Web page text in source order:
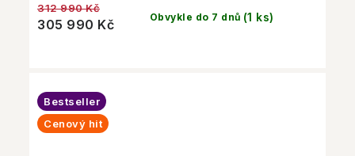
Obvykle do 7 dnů (1 ks)
305 990 Kč
312 990 Kč
Bestseller
Cenový hit